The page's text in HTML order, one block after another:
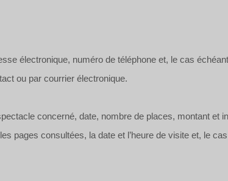
électronique, numéro de téléphone et, le cas
ou par courrier électronique.
concerné, date, nombre de places, montant et
pages consultées, la date et l’heure de visite et, le